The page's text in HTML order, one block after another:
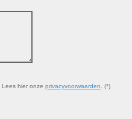
Lees hier onze privacyvoorwaarden. (*)